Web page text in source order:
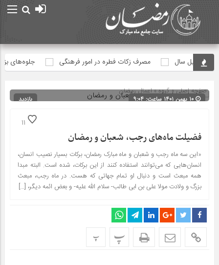
تحویل سال مصرف زکات فطره در امور فرهنگی جلوه‌های
صفحه اصلی» گروه »اعمال رمضان
۱۰ بهمن ۱۴۰۱ ساعت: ۹:۰۴
بازدید
11
فضیلت ماه‌های رجب، شعبان و رمضان
«این سه ماه رجب و شعبان و ماه مبارک رمضان، برکات بسیار نصیب انسان،
انسان‌هایی که می‌توانند استفاده کنند از این برکات، شده است. البته مبدا
همه مبعث است و دنبال او تمام جهاتی که هست. در ماه رجب، مبعث
بزرگ و ولادت مولا علی بن ابی طالب- سلام الله علیه- و بعض ائمه دیگر، […]
پ پ